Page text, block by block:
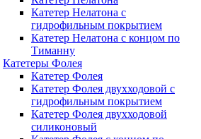
Катетер Нелатона с
гидрофильным покрытием
Катетер Нелатона с концом по
Тиманну
Катетеры Фолея
Катетер Фолея
Катетер Фолея двухходовой с
гидрофильным покрытием
Катетер Фолея двухходовой
силиконовый